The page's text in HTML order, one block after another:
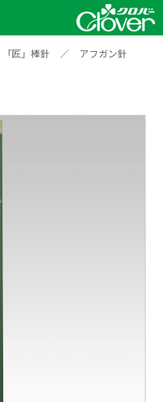
「匠」棒針 ／
アフガン針